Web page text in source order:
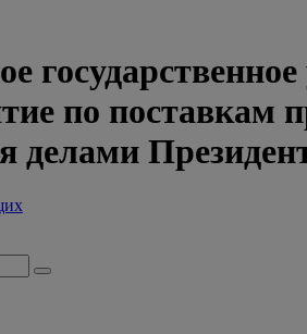
по поставкам
делами